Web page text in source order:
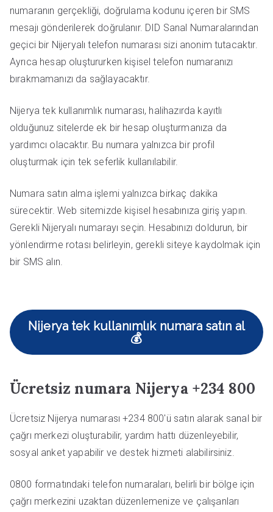
numaranın gerçekliği, doğrulama kodunu içeren bir SMS
mesajı gönderilerek doğrulanır. DID Sanal Numaralarından
geçici bir Nijeryalı telefon numarası sizi anonim tutacaktır.
Ayrıca hesap oluştururken kişisel telefon numaranızı
bırakmamanızı da sağlayacaktır.
Nijerya tek kullanımlık numarası, halihazırda kayıtlı
olduğunuz sitelerde ek bir hesap oluşturmanıza da
yardımcı olacaktır. Bu numara yalnızca bir profil
oluşturmak için tek seferlik kullanılabilir.
Numara satın alma işlemi yalnızca birkaç dakika
sürecektir. Web sitemizde kişisel hesabınıza giriş yapın.
Gerekli Nijeryalı numarayı seçin. Hesabınızı doldurun, bir
yönlendirme rotası belirleyin, gerekli siteye kaydolmak için
bir SMS alın.
Nijerya tek kullanımlık numara satın al
💰
Ücretsiz numara Nijerya +234 800
Ücretsiz Nijerya numarası +234 800'ü satın alarak sanal bir
çağrı merkezi oluşturabilir, yardım hattı düzenleyebilir,
sosyal anket yapabilir ve destek hizmeti alabilirsiniz.
0800 formatındaki telefon numaraları, belirli bir bölge için
çağrı merkezini uzaktan düzenlemenize ve çalışanları